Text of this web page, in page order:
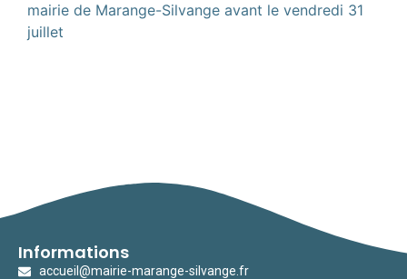
mairie de Marange-Silvange avant le vendredi 31
juillet
Informations
accueil@mairie-marange-silvange.fr